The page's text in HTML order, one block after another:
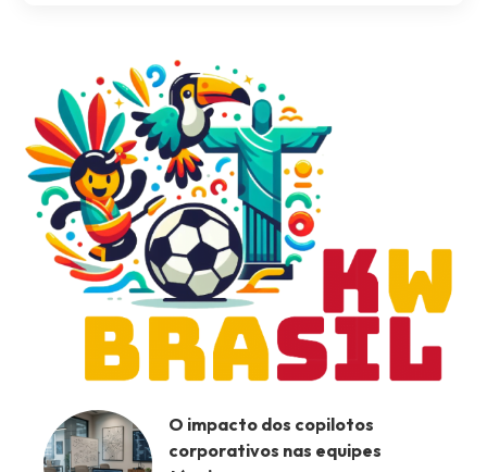
O impacto dos copilotos
corporativos nas equipes